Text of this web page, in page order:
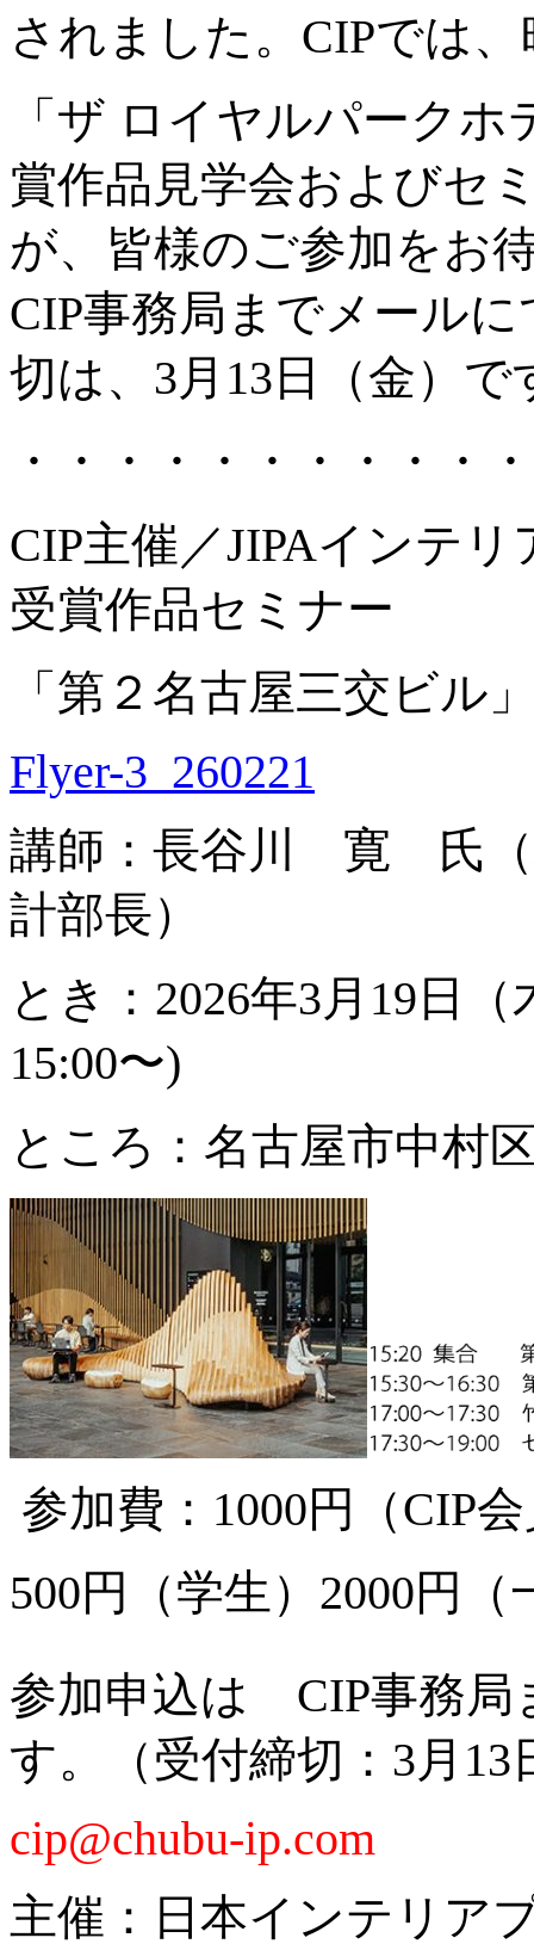
されました。CIPでは
「ザ ロイヤルパーク
賞作品見学会およびセ
が、皆様のご参加をお
CIP事務局までメール
切は、3月13日（金）で
・・・・・・・・・・
CIP主催／JIPAインテ
受賞作品セミナー
「第２名古屋三交ビル
Flyer-3_260221
講師：長谷川 寛 氏（
計部長）
とき：2026年3月19日
15:00〜)
ところ：名古屋市中村
参加費：1000円（CIP
500円（学生）2000円（
参加申込は CIP事務
す。（受付締切：3月13
cip@chubu-ip.com
主催：日本インテリア